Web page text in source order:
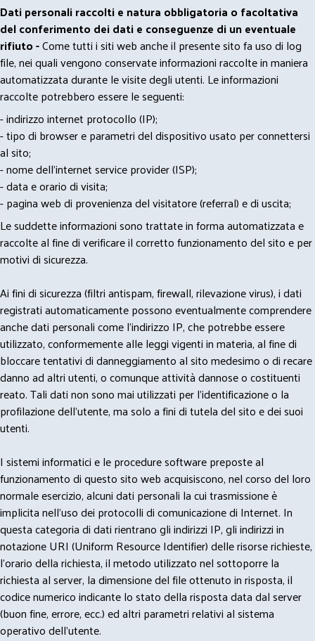
Dati personali raccolti e natura obbligatoria o facoltativa
del conferimento dei dati e conseguenze di un eventuale
rifiuto -Come tutti i siti web anche il presente sito fa uso di log
file, nei quali vengono conservate informazioni raccolte in maniera
automatizzata durante le visite degli utenti. Le informazioni
raccolte potrebbero essere le seguenti:
- indirizzo internet protocollo (IP);
- tipo di browser e parametri del dispositivo usato per connettersi
al sito;
- nome dell'internet service provider (ISP);
- data e orario di visita;
- pagina web di provenienza del visitatore (referral) e di uscita;
Le suddette informazioni sono trattate in forma automatizzata e
raccolte al fine di verificare il corretto funzionamento del sito e per
motivi di sicurezza.
Ai fini di sicurezza (filtri antispam, firewall, rilevazione virus), i dati
registrati automaticamente possono eventualmente comprendere
anche dati personali come l'indirizzo IP, che potrebbe essere
utilizzato, conformemente alle leggi vigenti in materia, al fine di
bloccare tentativi di danneggiamento al sito medesimo o di recare
danno ad altri utenti, o comunque attività dannose o costituenti
reato. Tali dati non sono mai utilizzati per l'identificazione o la
profilazione dell'utente, ma solo a fini di tutela del sito e dei suoi
utenti.
I sistemi informatici e le procedure software preposte al
funzionamento di questo sito web acquisiscono, nel corso del loro
normale esercizio, alcuni dati personali la cui trasmissione è
implicita nell'uso dei protocolli di comunicazione di Internet. In
questa categoria di dati rientrano gli indirizzi IP, gli indirizzi in
notazione URI (Uniform Resource Identifier) delle risorse richieste,
l'orario della richiesta, il metodo utilizzato nel sottoporre la
richiesta al server, la dimensione del file ottenuto in risposta, il
codice numerico indicante lo stato della risposta data dal server
(buon fine, errore, ecc.) ed altri parametri relativi al sistema
operativo dell'utente.